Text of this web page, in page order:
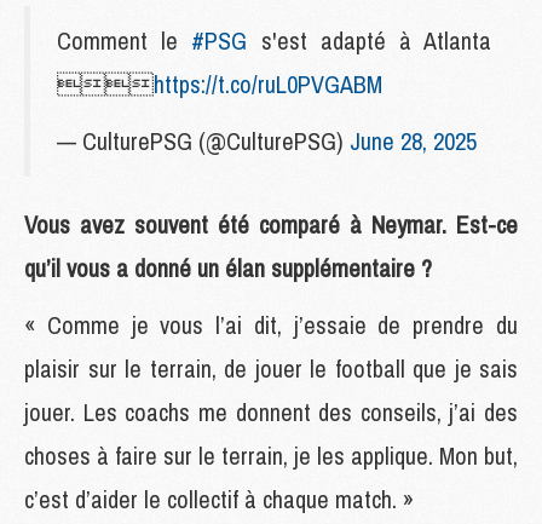
Comment le #PSG s'est adapté à Atlanta
https://t.co/ruL0PVGABM
— CulturePSG (@CulturePSG) June 28, 2025
Vous avez souvent été comparé à Neymar. Est-ce
qu’il vous a donné un élan supplémentaire ?
« Comme je vous l’ai dit, j’essaie de prendre du
plaisir sur le terrain, de jouer le football que je sais
jouer. Les coachs me donnent des conseils, j’ai des
choses à faire sur le terrain, je les applique. Mon but,
c’est d’aider le collectif à chaque match. »